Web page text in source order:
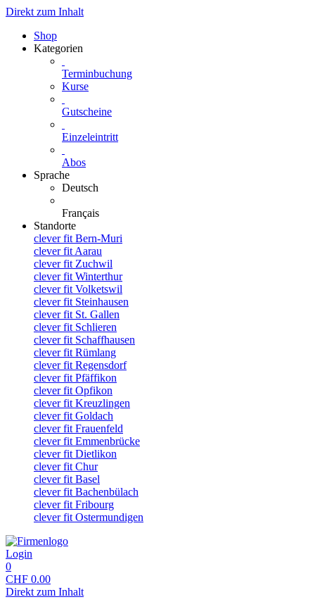
Direkt zum Inhalt
Shop
Kategorien
Terminbuchung
Kurse
Gutscheine
Einzeleintritt
Abos
Sprache
Deutsch
Français
Standorte
clever fit Bern-Muri
clever fit Aarau
clever fit Zuchwil
clever fit Winterthur
clever fit Volketswil
clever fit Steinhausen
clever fit St. Gallen
clever fit Schlieren
clever fit Schaffhausen
clever fit Rümlang
clever fit Regensdorf
clever fit Pfäffikon
clever fit Opfikon
clever fit Kreuzlingen
clever fit Goldach
clever fit Frauenfeld
clever fit Emmenbrücke
clever fit Dietlikon
clever fit Chur
clever fit Basel
clever fit Bachenbülach
clever fit Fribourg
clever fit Ostermundigen
Login
0
CHF 0.00
Direkt zum Inhalt